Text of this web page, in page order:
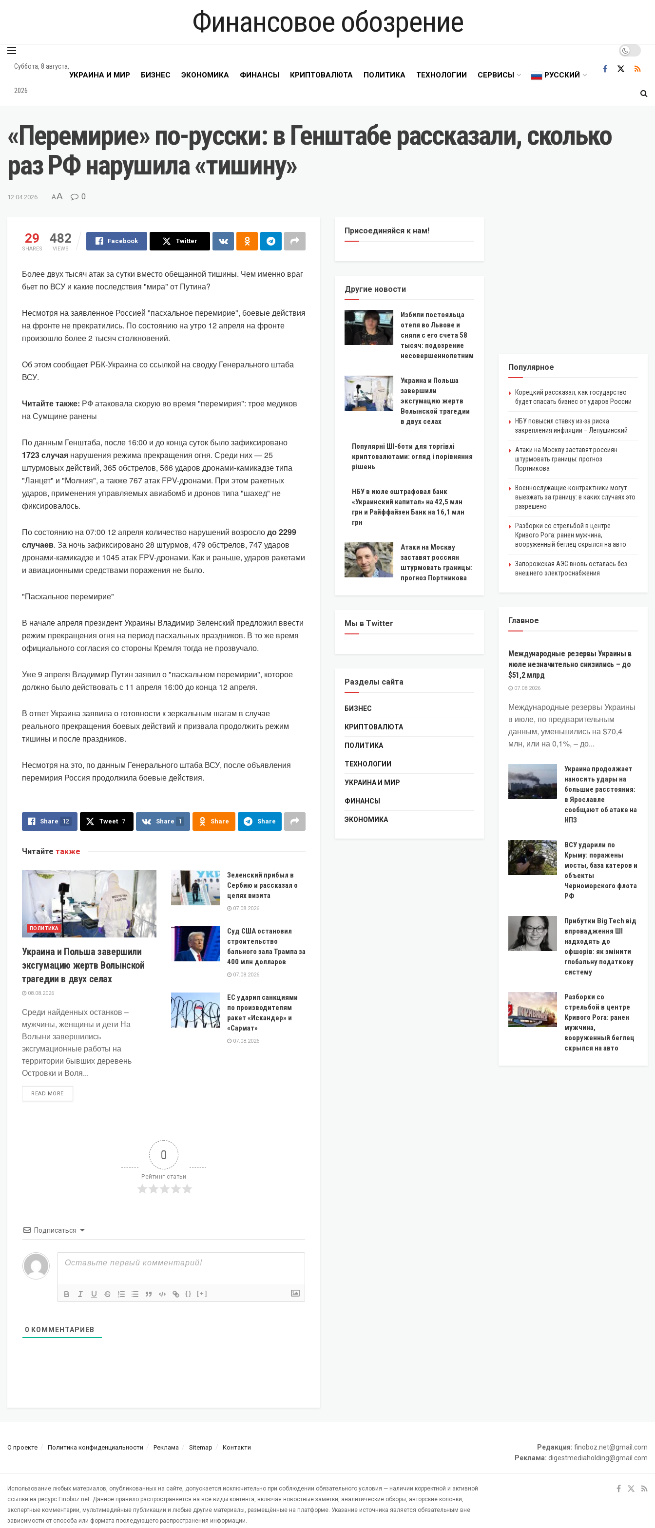
Финансовое обозрение
Суббота, 8 августа,
2026
УКРАИНА И МИР БИЗНЕС ЭКОНОМИКА ФИНАНСЫ КРИПТОВАЛЮТА ПОЛИТИКА ТЕХНОЛОГИИ СЕРВИСЫ РУССКИЙ
«Перемирие» по-русски: в Генштабе рассказали, сколько
раз РФ нарушила «тишину»
12.04.2026 AA 0
29
SHARES
482
VIEWS
Facebook Twitter
Более двух тысяч атак за сутки вместо обещанной тишины. Чем именно враг
бьет по ВСУ и какие последствия "мира" от Путина?
Несмотря на заявленное Россией "пасхальное перемирие", боевые действия
на фронте не прекратились. По состоянию на утро 12 апреля на фронте
произошло более 2 тысяч столкновений.
Об этом сообщает РБК-Украина со ссылкой на сводку Генерального штаба
ВСУ.
Читайте также: РФ атаковала скорую во время "перемирия": трое медиков
на Сумщине ранены
По данным Генштаба, после 16:00 и до конца суток было зафиксировано
1723 случая нарушения режима прекращения огня. Среди них — 25
штурмовых действий, 365 обстрелов, 566 ударов дронами-камикадзе типа
"Ланцет" и "Молния", а также 767 атак FPV-дронами. При этом ракетных
ударов, применения управляемых авиабомб и дронов типа "шахед" не
фиксировалось.
По состоянию на 07:00 12 апреля количество нарушений возрослодо 2299
случаев. За ночь зафиксировано 28 штурмов, 479 обстрелов, 747 ударов
дронами-камикадзе и 1045 атак FPV-дронами. Как и раньше, ударов ракетами
и авиационными средствами поражения не было.
"Пасхальное перемирие"
В начале апреля президент Украины Владимир Зеленский предложил ввести
режим прекращения огня на период пасхальных праздников. В то же время
официального согласия со стороны Кремля тогда не прозвучало.
Уже 9 апреля Владимир Путин заявил о "пасхальном перемирии", которое
должно было действовать с 11 апреля 16:00 до конца 12 апреля.
В ответ Украина заявила о готовности к зеркальным шагам в случае
реального прекращения боевых действий и призвала продолжить режим
тишины и после праздников.
Несмотря на это, по данным Генерального штаба ВСУ, после объявления
перемирия Россия продолжила боевые действия.
Share 12 Tweet 7 Share 1 Share Share
Читайте также
ПОЛИТИКА
Украина и Польша завершили
эксгумацию жертв Волынской
трагедии в двух селах
08.08.2026
Среди найденных останков –
мужчины, женщины и дети На
Волыни завершились
эксгумационные работы на
территории бывших деревень
Островки и Воля...
READ MOREDETAILS
Зеленский прибыл в
Сербию и рассказал о
целях визита
07.08.2026
Суд США остановил
строительство
бального зала Трампа за
400 млн долларов
07.08.2026
ЕС ударил санкциями
по производителям
ракет «Искандер» и
«Сармат»
07.08.2026
0
Рейтинг статьи
Подписаться
{} [+]
0 КОММЕНТАРИЕВ
Присоединяйся к нам!
Другие новости
Избили постояльца
отеля во Львове и
сняли с его счета 58
тысяч: подозрение
несовершеннолетним
Украина и Польша
завершили
эксгумацию жертв
Волынской трагедии
в двух селах
Популярні ШІ-боти для торгівлі
криптовалютами: огляд і порівняння
рішень
НБУ в июле оштрафовал банк
«Украинский капитал» на 42,5 млн
грн и Райффайзен Банк на 16,1 млн
грн
Атаки на Москву
заставят россиян
штурмовать границы:
прогноз Портникова
Мы в Twitter
Разделы сайта
БИЗНЕС
КРИПТОВАЛЮТА
ПОЛИТИКА
ТЕХНОЛОГИИ
УКРАИНА И МИР
ФИНАНСЫ
ЭКОНОМИКА
Популярное
Корецкий рассказал, как государство
будет спасать бизнес от ударов России
НБУ повысил ставку из-за риска
закрепления инфляции – Лепушинский
Атаки на Москву заставят россиян
штурмовать границы: прогноз
Портникова
Военнослужащие-контрактники могут
выезжать за границу: в каких случаях это
разрешено
Разборки со стрельбой в центре
Кривого Рога: ранен мужчина,
вооруженный беглец скрылся на авто
Запорожская АЭС вновь осталась без
внешнего электроснабжения
Главное
ЭКОНОМИКА
Международные резервы Украины в
июле незначительно снизились – до
$51,2 млрд
07.08.2026
Международные резервы Украины
в июле, по предварительным
данным, уменьшились на $70,4
млн, или на 0,1%, – до...
Украина продолжает
наносить удары на
большие расстояния:
в Ярославле
сообщают об атаке на
НПЗ
ВСУ ударили по
Крыму: поражены
мосты, база катеров и
объекты
Черноморского флота
РФ
Прибутки Big Tech від
впровадження ШІ
надходять до
офшорів: як змінити
глобальну податкову
систему
Разборки со
стрельбой в центре
Кривого Рога: ранен
мужчина,
вооруженный беглец
скрылся на авто
О проекте Политика конфиденциальности Реклама Sitemap Контакти Редакция: finoboz.net@gmail.com
Реклама: digestmediaholding@gmail.com
Использование любых материалов, опубликованных на сайте, допускается исключительно при соблюдении обязательного условия — наличии корректной и активной
ссылки на ресурс Finoboz.net. Данное правило распространяется на все виды контента, включая новостные заметки, аналитические обзоры, авторские колонки,
экспертные комментарии, мультимедийные публикации и любые другие материалы, размещённые на платформе. Указание источника является обязательным вне
зависимости от способа или формата последующего распространения информации.